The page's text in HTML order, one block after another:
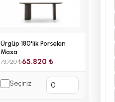
Ürgüp 180'lik Porselen
Masa
73.720 ₺65.820 ₺
Seçiniz